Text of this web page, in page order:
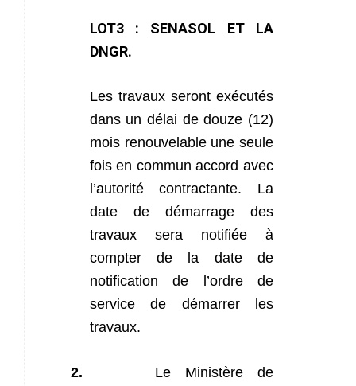
LOT3 : SENASOL ET LA
DNGR.
Les travaux seront exécutés
dans un délai de douze (12)
mois renouvelable une seule
fois en commun accord avec
l’autorité contractante. La
date de démarrage des
travaux sera notifiée à
compter de la date de
notification de l’ordre de
service de démarrer les
travaux.
2.
Le Ministère de